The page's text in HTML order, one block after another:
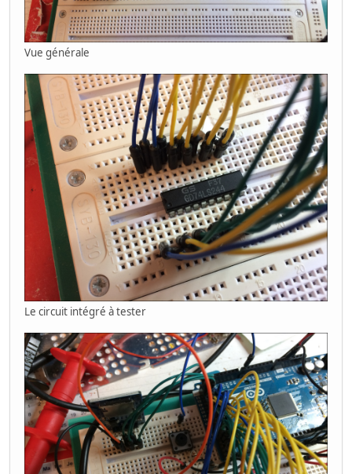
Vue générale
Le circuit intégré à tester